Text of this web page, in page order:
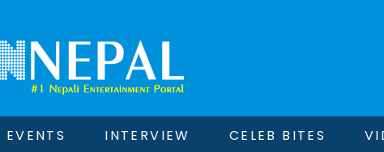
EVENTS INTERVIEW CELEB BITES